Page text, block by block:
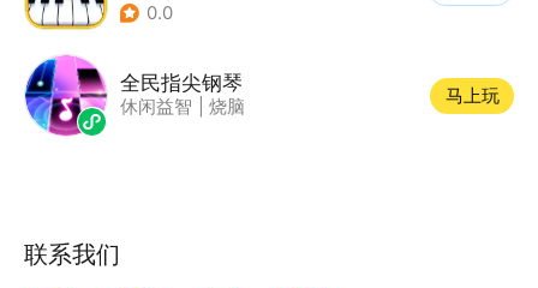
0.0
全民指尖钢琴
休闲益智 烧脑
马上玩
联系我们